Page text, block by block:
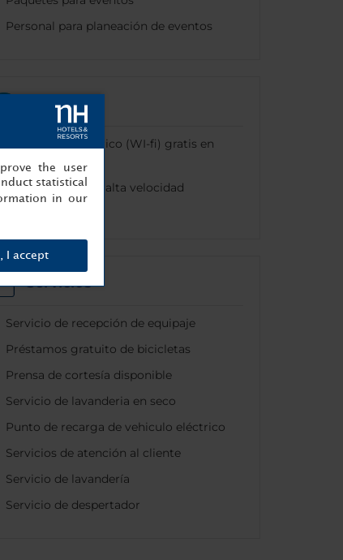
Personal para planeación de eventos
Internet
Internet inalámbrico (WI-fi) gratis en
todo el hotel
Conexión LAN de alta velocidad
disponible
Servicios
Servicio de recepción de equipaje
Préstamos gratuito de bicicletas
Prensa de cortesía disponible
Servicio de lavanderia en seco
Punto de recarga de vehiculo eléctrico
Servicios de atención al cliente
Servicio de lavandería
Servicio de despertador
the user
statistical
in our
I accept